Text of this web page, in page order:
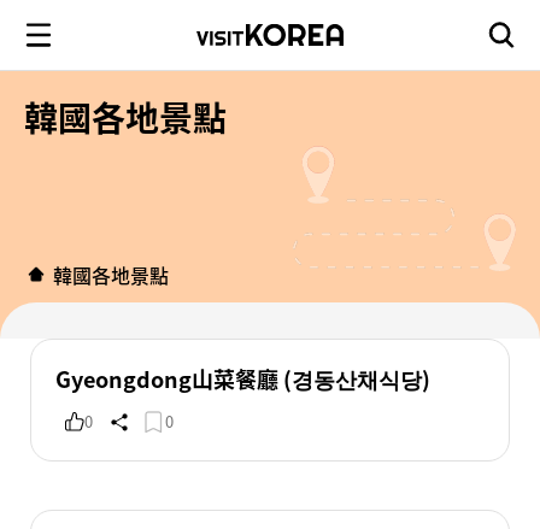
韓國各地景點
韓國各地景點
Gyeongdong山菜餐廳 (경동산채식당)
0 0